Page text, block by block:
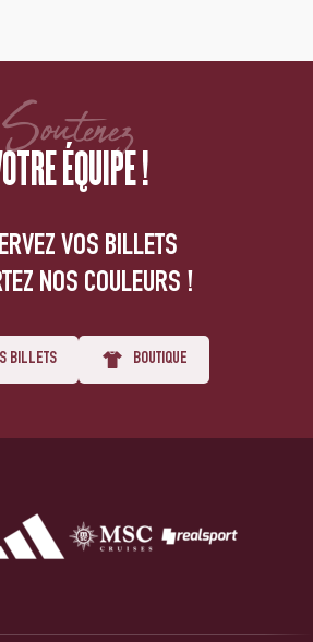
Soutenez
ÉQUIPE !
VOS BILLETS
NOS COULEURS !
BILLETS BOUTIQUE